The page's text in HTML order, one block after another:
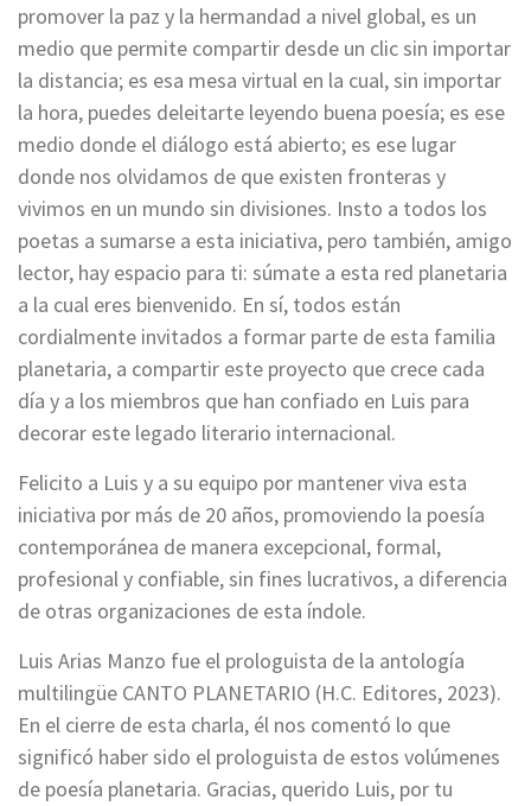
promover la paz y la hermandad a nivel global, es un
medio que permite compartir desde un clic sin importar
la distancia; es esa mesa virtual en la cual, sin importar
la hora, puedes deleitarte leyendo buena poesía; es ese
medio donde el diálogo está abierto; es ese lugar
donde nos olvidamos de que existen fronteras y
vivimos en un mundo sin divisiones. Insto a todos los
poetas a sumarse a esta iniciativa, pero también, amigo
lector, hay espacio para ti: súmate a esta red planetaria
a la cual eres bienvenido. En sí, todos están
cordialmente invitados a formar parte de esta familia
planetaria, a compartir este proyecto que crece cada
día y a los miembros que han confiado en Luis para
decorar este legado literario internacional.
Felicito a Luis y a su equipo por mantener viva esta
iniciativa por más de 20 años, promoviendo la poesía
contemporánea de manera excepcional, formal,
profesional y confiable, sin fines lucrativos, a diferencia
de otras organizaciones de esta índole.
Luis Arias Manzo fue el prologuista de la antología
multilingüe CANTO PLANETARIO (H.C. Editores, 2023).
En el cierre de esta charla, él nos comentó lo que
significó haber sido el prologuista de estos volúmenes
de poesía planetaria. Gracias, querido Luis, por tu